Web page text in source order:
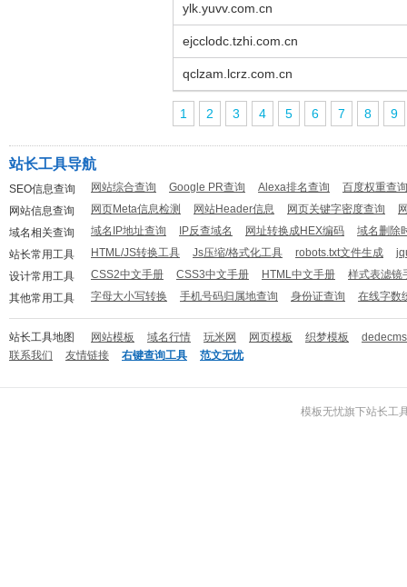
ylk.yuvv.com.cn
ejcclodc.tzhi.com.cn
qclzam.lcrz.com.cn
1 2 3 4 5 6 7 8 9
站长工具导航
SEO信息查询 网站综合查询 Google PR查询 Alexa排名查询
百度权重查询
网站信息查询
网页Meta信息检测 网站Header信息 网页关键字密度查询
域名相关查询
域名IP地址查询 IP反查域名 网址转换成HEX编码
域名删除
站长常用工具
HTML/JS转换工具 Js压缩/格式化工具 robots.txt文件生成
设计常用工具
CSS2中文手册 CSS3中文手册 HTML中文手册
样式表滤镜
其他常用工具
字母大小写转换 手机号码归属地查询 身份证查询 在线字数
站长工具地图 网站模板 域名行情 玩米网 网页模板 织梦模板
联系我们
友情链接 右键查询工具 范文无忧
模板无忧旗下站长工